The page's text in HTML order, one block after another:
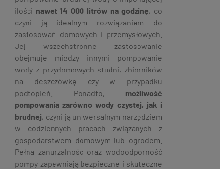
ilości nawet 14 000 litrów na godzinę, co
czyni ją idealnym rozwiązaniem do
zastosowań domowych i przemysłowych.
Jej wszechstronne zastosowanie
obejmuje między innymi pompowanie
wody z przydomowych studni, zbiorników
na deszczówkę czy w przypadku
podtopień. Ponadto, możliwość
pompowania zarówno wody czystej, jak i
brudnej, czyni ją uniwersalnym narzędziem
w codziennych pracach związanych z
gospodarstwem domowym lub ogrodem.
Pełna zanurzalność oraz wodoodporność
pompy zapewniają bezpieczne i skuteczne